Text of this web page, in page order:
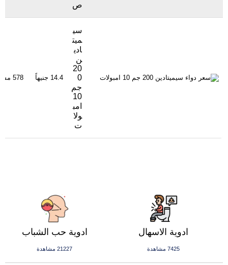
ص
سي
ميت
ادي
ن
20
0
جم
10
امب
ولا
ت
14.4 جنيهاً 578 مشاهدة
ادوية حب الشباب
21227 مشاهدة
ادوية الاسهال
7425 مشاهدة